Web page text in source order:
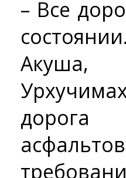
– Все
Акуша,
дорога